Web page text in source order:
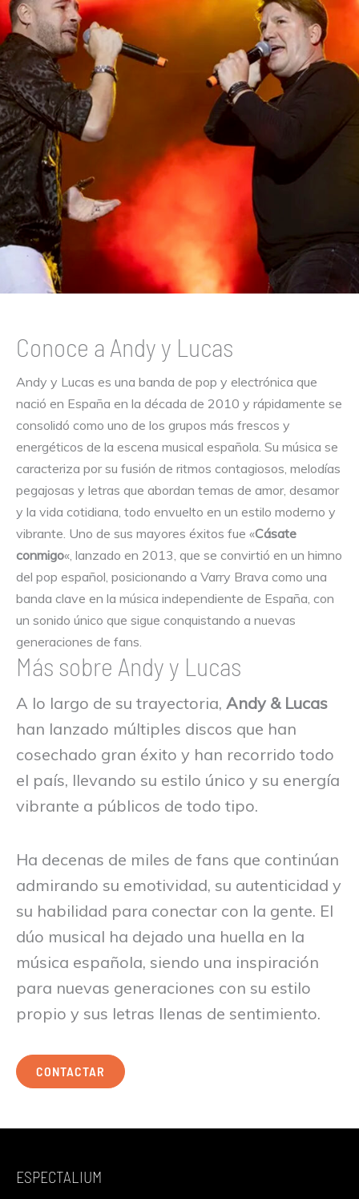
Conoce a Andy y Lucas
Andy y Lucas es una banda de pop y electrónica que
nació en España en la década de 2010 y rápidamente se
consolidó como uno de los grupos más frescos y
energéticos de la escena musical española. Su música se
caracteriza por su fusión de ritmos contagiosos, melodías
pegajosas y letras que abordan temas de amor, desamor
y la vida cotidiana, todo envuelto en un estilo moderno y
vibrante. Uno de sus mayores éxitos fue «Cásate
conmigo«, lanzado en 2013, que se convirtió en un himno
del pop español, posicionando a Varry Brava como una
banda clave en la música independiente de España, con
un sonido único que sigue conquistando a nuevas
generaciones de fans.
Más sobre Andy y Lucas
A lo largo de su trayectoria, Andy & Lucas
han lanzado múltiples discos que han
cosechado gran éxito y han recorrido todo
el país, llevando su estilo único y su energía
vibrante a públicos de todo tipo.
Ha decenas de miles de fans que continúan
admirando su emotividad, su autenticidad y
su habilidad para conectar con la gente. El
dúo musical ha dejado una huella en la
música española, siendo una inspiración
para nuevas generaciones con su estilo
propio y sus letras llenas de sentimiento.
CONTACTAR
ESPECTALIUM